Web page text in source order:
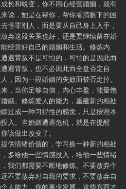
长和蜕变，你不用心经营婚姻，就有
说，她是在帮你，帮你看清眼下的困
怪罪别人，而是要从自己身上入手，
弃这段关系也好，还是要继续留在婚
经营好自己的婚姻和生活。修炼内
遇背叛不是可怕的，可怕的是因此而
遇背叛，也不必因此而全盘否定自
，因为一段婚姻的失败而被否定掉。
，当你足够自信，内心丰盈，能量饱
姻。修炼爱人的能力，重建新的相处
过成一种习得性的感觉，只是按照本
入。当婚姻遭遇危机，就是在提醒
该做出改变了。
供情绪价值的，学习换一种新的相处
多给他一些情感投入，给他一些情绪
我们都需要不断地修炼。不要放弃个
不要放弃对自我的要求，不要放弃自
人能力，你的事业发展，这些东西才